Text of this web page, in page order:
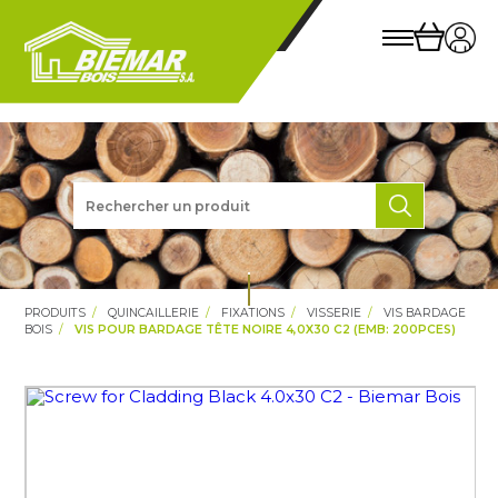
PRODUITS QUINCAILLERIE FIXATIONS VISSERIE
VIS BARDAGE
BOIS
VIS POUR BARDAGE TÊTE NOIRE 4,0X30 C2 (EMB: 200PCES)